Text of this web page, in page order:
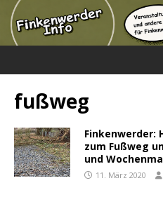
fußweg
Finkenwerder:
zum Fußweg
und
11. März 2020